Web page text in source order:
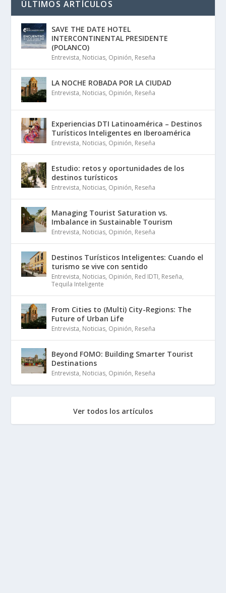
ÚLTIMOS ARTÍCULOS
SAVE THE DATE HOTEL
INTERCONTINENTAL PRESIDENTE
(POLANCO)
Entrevista, Noticias, Opinión, Reseña
LA NOCHE ROBADA POR LA CIUDAD
Entrevista, Noticias, Opinión, Reseña
Experiencias DTI Latinoamérica – Destinos
Turísticos Inteligentes en Iberoamérica
Entrevista, Noticias, Opinión, Reseña
Estudio: retos y oportunidades de los
destinos turísticos
Entrevista, Noticias, Opinión, Reseña
Managing Tourist Saturation vs.
Imbalance in Sustainable Tourism
Entrevista, Noticias, Opinión, Reseña
Destinos Turísticos Inteligentes: Cuando el
turismo se vive con sentido
Entrevista, Noticias, Opinión, Red IDTI, Reseña,
Tequila Inteligente
From Cities to (Multi) City-Regions: The
Future of Urban Life
Entrevista, Noticias, Opinión, Reseña
Beyond FOMO: Building Smarter Tourist
Destinations
Entrevista, Noticias, Opinión, Reseña
Ver todos los artículos